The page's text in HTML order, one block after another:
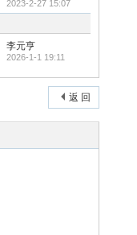
2023-2-27 15:07
李元亨
2026-1-1 19:11
返 回